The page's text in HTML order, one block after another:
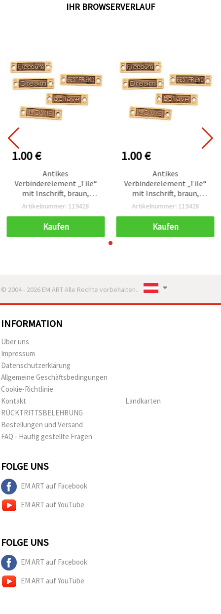
IHR BROWSERVERLAUF
1.00 €
Antikes
Verbinderelement „Tile“
mit Inschrift, braun,
36×10×2 mm, Loch 3 mm
Artikelnummer: 119428
Kaufen
1.00 €
Antikes
Verbinderelement „Tile“
mit Inschrift, braun,
36×10×2 mm, Loch 3 mm
Artikelnummer: 119428
Kaufen
© 2004 - 2026 EM ART Alle Rechte vorbehalten..
INFORMATION
Über uns
Impressum
Datenschutzerklärung
Allgemeine Geschäftsbedingungen
Cookie-Richtlinie
Kontakt
RÜCKTRITTSBELEHRUNG
Bestellungen und Versand
FAQ - Häufig gestellte Fragen
Landkarten
FOLGE UNS
EM ART auf Facebook
EM ART auf YouTube
FOLGE UNS
EM ART auf Facebook
EM ART auf YouTube